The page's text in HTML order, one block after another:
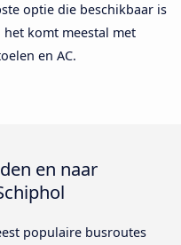
optie die beschikbaar is
komt meestal met
en AC.
en naar
populaire busroutes